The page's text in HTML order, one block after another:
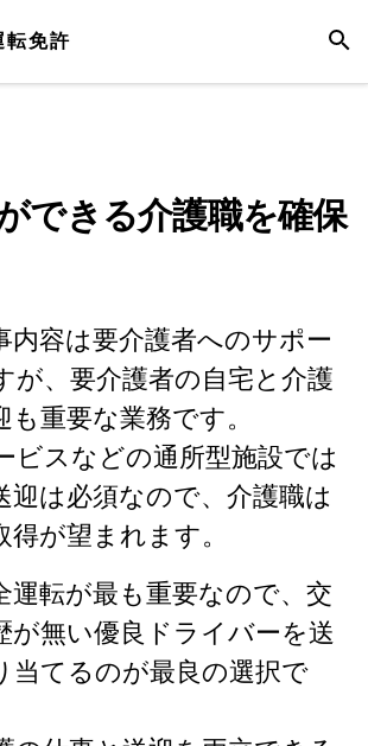
免許
できる介護職を確保
内容は要介護者へのサポー
が、要介護者の自宅と介護
重要な業務です。
ビスなどの通所型施設では
迎は必須なので、介護職は
が望まれます。
運転が最も重要なので、交
が無い優良ドライバーを送
当てるのが最良の選択で